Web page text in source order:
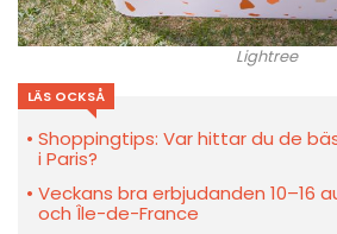
Lightree
LÄS OCKSÅ
Shoppingtips: Var hittar du de
i Paris?
Veckans bra erbjudanden 10–16
och Île-de-France